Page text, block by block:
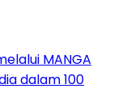
MANGA
dalam 100